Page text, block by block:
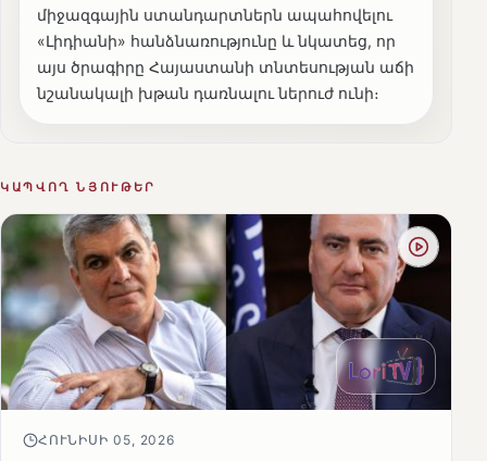
միջազգային ստանդարտներն ապահովելու
«Լիդիանի» հանձնառությունը և նկատեց, որ
այս ծրագիրը Հայաստանի տնտեսության աճի
նշանակալի խթան դառնալու ներուժ ունի։
ԿԱՊՎՈՂ ՆՅՈՒԹԵՐ
ՀՈՒՆԻՍԻ 05, 2026